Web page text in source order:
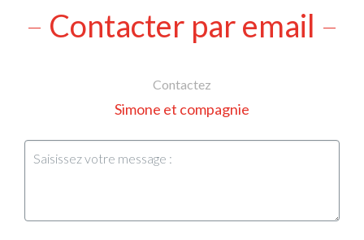
Contacter par email
Contactez
Simone et compagnie